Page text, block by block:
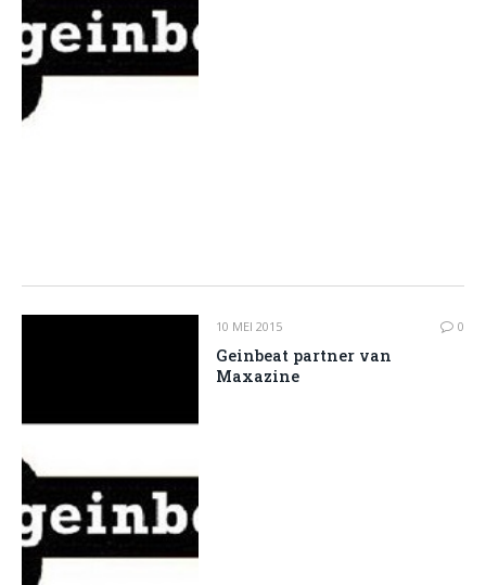
10 MEI 2015 0
Geinbeat partner van
Maxazine